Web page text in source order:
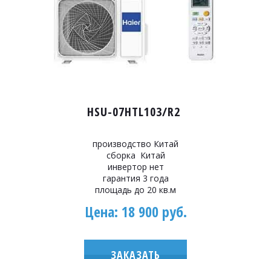
HSU-07HTL103/R2
производство Китай
сборка Китай
инвертор нет
гарантия 3 года
площадь до 20 кв.м
Цена: 18 900 руб.
ЗАКАЗАТЬ